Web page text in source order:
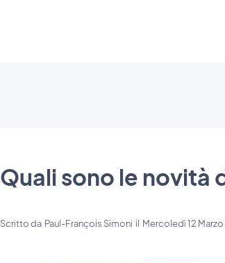
Quali sono le novità
Scritto da Paul-François Simoni il Mercoledì 12